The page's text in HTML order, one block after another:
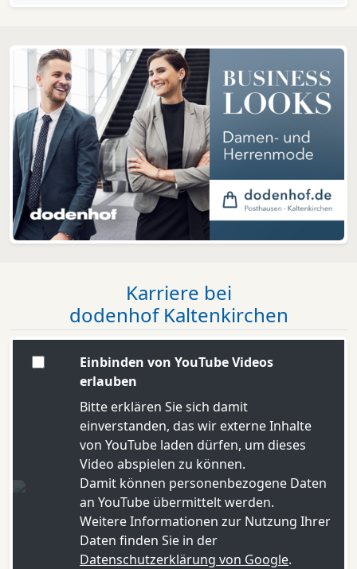
Karriere bei
dodenhof Kaltenkirchen
Einbinden von YouTube Videos
erlauben
Bitte erklären Sie sich damit
einverstanden, das wir externe Inhalte
von YouTube laden dürfen, um dieses
Video abspielen zu können.
Damit können personenbezogene Daten
an YouTube übermittelt werden.
Weitere Informationen zur Nutzung Ihrer
Daten finden Sie in der
Datenschutzerklärung von Google.